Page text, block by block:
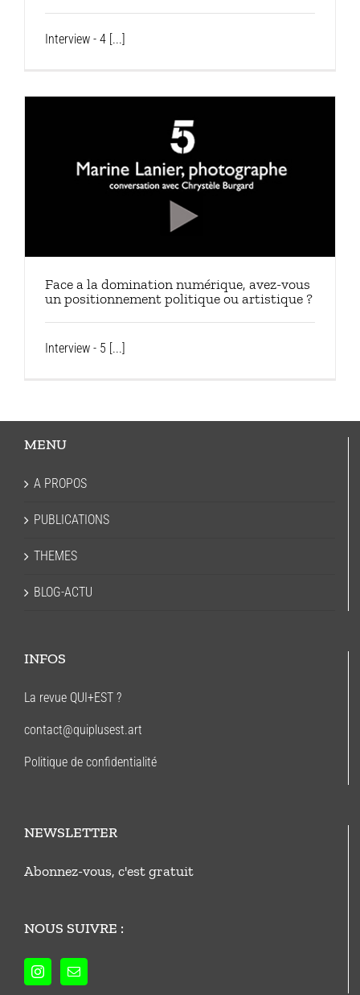
Interview - 4 [...]
Face a la domination numérique, avez-vous
un positionnement politique ou artistique ?
Interview - 5 [...]
MENU
A PROPOS
PUBLICATIONS
THEMES
BLOG-ACTU
INFOS
La revue QUI+EST ?
contact@quiplusest.art
Politique de confidentialité
NEWSLETTER
Abonnez-vous, c'est gratuit
NOUS SUIVRE :